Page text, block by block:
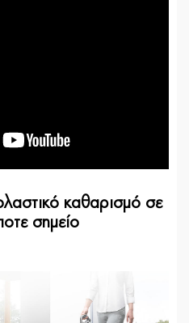
καθαρισμό σε
σημείο